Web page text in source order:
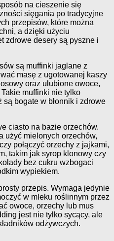
na cieszenie się
sięgania po tradycyjne
przepisów, które można
a dzięki użyciu
zdrowe desery są pyszne i
są muffinki jaglane z
masę z ugotowanej kaszy
oraz ulubione owoce,
muffinki nie tylko
bogate w błonnik i zdrowe
ciasto na bazie orzechów.
użyć mielonych orzechów,
połączyć orzechy z jajkami,
takim jak syrop klonowy czy
bez cukru wzbogaci
wypiekiem.
przepis. Wymaga jedynie
w mleku roślinnym przez
owoce, orzechy lub mus
jest nie tylko sycący, ale
odżywczych.